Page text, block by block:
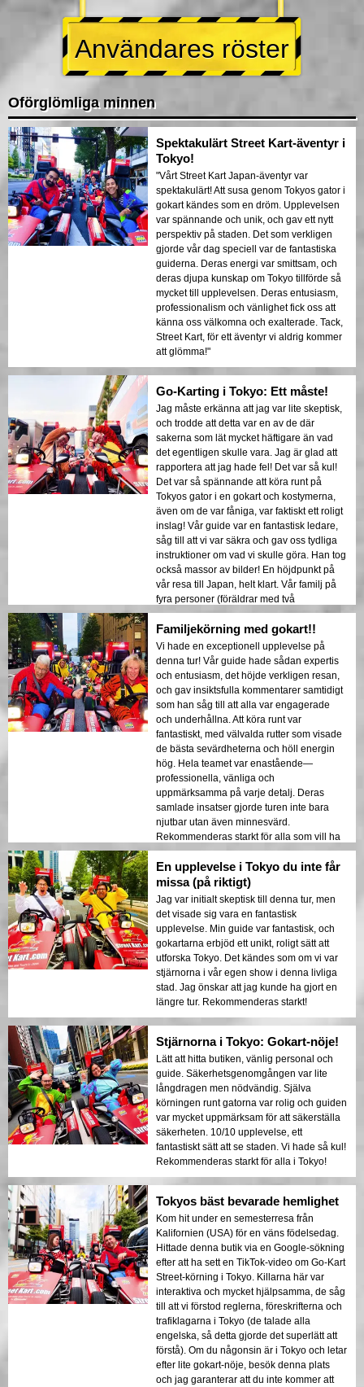
Användares röster
Oförglömliga minnen
Spektakulärt Street Kart-äventyr i
Tokyo!
"Vårt Street Kart Japan-äventyr var
spektakulärt! Att susa genom Tokyos gator i
gokart kändes som en dröm. Upplevelsen
var spännande och unik, och gav ett nytt
perspektiv på staden. Det som verkligen
gjorde vår dag speciell var de fantastiska
guiderna. Deras energi var smittsam, och
deras djupa kunskap om Tokyo tillförde så
mycket till upplevelsen. Deras entusiasm,
professionalism och vänlighet fick oss att
känna oss välkomna och exalterade. Tack,
Street Kart, för ett äventyr vi aldrig kommer
att glömma!"
Go-Karting i Tokyo: Ett måste!
Jag måste erkänna att jag var lite skeptisk,
och trodde att detta var en av de där
sakerna som lät mycket häftigare än vad
det egentligen skulle vara. Jag är glad att
rapportera att jag hade fel! Det var så kul!
Det var så spännande att köra runt på
Tokyos gator i en gokart och kostymerna,
även om de var fåniga, var faktiskt ett roligt
inslag! Vår guide var en fantastisk ledare,
såg till att vi var säkra och gav oss tydliga
instruktioner om vad vi skulle göra. Han tog
också massor av bilder! En höjdpunkt på
vår resa till Japan, helt klart. Vår familj på
fyra personer (föräldrar med två
universitetsstudenter) älskade det!
Familjekörning med gokart!!
Vi hade en exceptionell upplevelse på
denna tur! Vår guide hade sådan expertis
och entusiasm, det höjde verkligen resan,
och gav insiktsfulla kommentarer samtidigt
som han såg till att alla var engagerade
och underhållna. Att köra runt var
fantastiskt, med välvalda rutter som visade
de bästa sevärdheterna och höll energin
hög. Hela teamet var enastående—
professionella, vänliga och
uppmärksamma på varje detalj. Deras
samlade insatser gjorde turen inte bara
njutbar utan även minnesvärd.
Rekommenderas starkt för alla som vill ha
en fantastisk tid och köra runt i Tokyo!
En upplevelse i Tokyo du inte får
missa (på riktigt)
Jag var initialt skeptisk till denna tur, men
det visade sig vara en fantastisk
upplevelse. Min guide var fantastisk, och
gokartarna erbjöd ett unikt, roligt sätt att
utforska Tokyo. Det kändes som om vi var
stjärnorna i vår egen show i denna livliga
stad. Jag önskar att jag kunde ha gjort en
längre tur. Rekommenderas starkt!
Stjärnorna i Tokyo: Gokart-nöje!
Lätt att hitta butiken, vänlig personal och
guide. Säkerhetsgenomgången var lite
långdragen men nödvändig. Själva
körningen runt gatorna var rolig och guiden
var mycket uppmärksam för att säkerställa
säkerheten. 10/10 upplevelse, ett
fantastiskt sätt att se staden. Vi hade så kul!
Rekommenderas starkt för alla i Tokyo!
Tokyos bäst bevarade hemlighet
Kom hit under en semesterresa från
Kalifornien (USA) för en väns födelsedag.
Hittade denna butik via en Google-sökning
efter att ha sett en TikTok-video om Go-Kart
Street-körning i Tokyo. Killarna här var
interaktiva och mycket hjälpsamma, de såg
till att vi förstod reglerna, föreskrifterna och
trafiklagarna i Tokyo (de talade alla
engelska, så detta gjorde det superlätt att
förstå). Om du någonsin är i Tokyo och letar
efter lite gokart-nöje, besök denna plats
och jag garanterar att du inte kommer att